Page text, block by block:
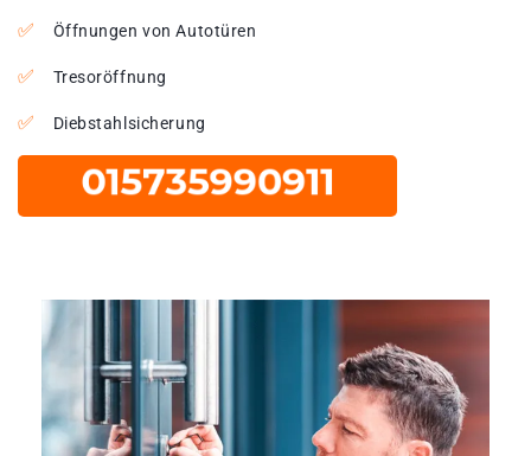
Öffnungen von Autotüren
Tresoröffnung
Diebstahlsicherung